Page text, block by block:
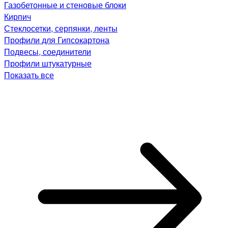
Газобетонные и стеновые блоки
Кирпич
Стеклосетки, серпянки, ленты
Профили для Гипсокартона
Подвесы, соединители
Профили штукатурные
Показать все